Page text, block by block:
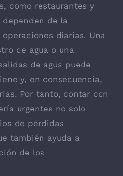
como restaurantes y
de la
diarias. Una
de agua o una
de agua puede
y, en consecuencia,
Por tanto, contar con
urgentes no solo
de pérdidas
también ayuda a
de los